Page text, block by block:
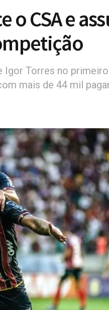
o CSA e
Igor Torres no
mais de 44 mil